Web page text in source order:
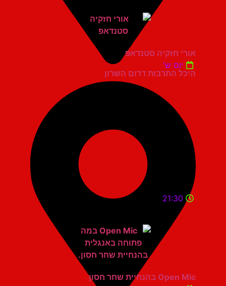
היכל התרבות דרום השרון
אורי חזקיה סטנדאפ
יום ש'
21:30
Open Mic בהנחיית שחר חסון